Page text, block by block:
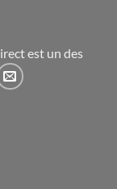
est un des